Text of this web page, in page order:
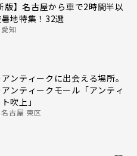
版】名古屋から車で2時間半以
地特集！32選
愛知
ンティークに出会える場所。
ンティークモール「アンティ
吹上」
名古屋 東区